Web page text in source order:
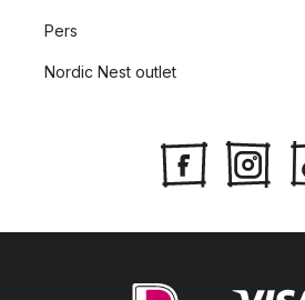
Pers
Nordic Nest outlet